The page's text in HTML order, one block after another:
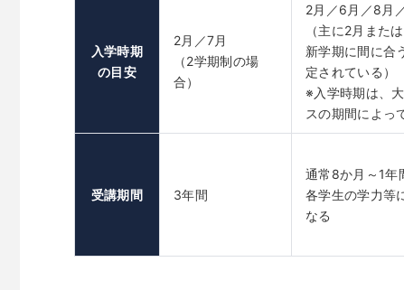
入学時期
の目安
2月／7月
（2学期制の場
合）
2月／6月／8月
（主に2月また
新学期に間に合
定されている）
※入学時期は、
スの期間によっ
受講期間 3年間
通常8か月～1年
各学生の学力等
なる